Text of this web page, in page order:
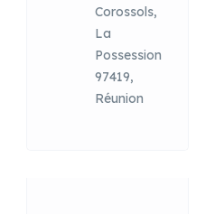
Corossols,
La
Possession
97419,
Réunion